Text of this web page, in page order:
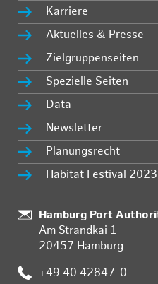
Karriere
Aktuelles & Presse
Zielgruppenseiten
Spezielle Seiten
Data
Newsletter
Planungsrecht
Habitat Festival
Standort:
Hamburg Port
Am Strandkai 1
20457 Hamburg
Telefon:
+49 40 42847-0